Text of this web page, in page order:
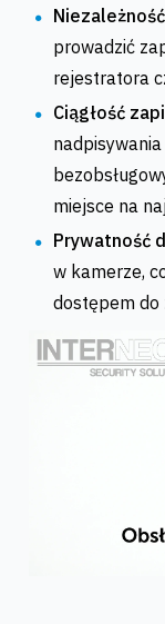
prowadzić
rejestratora
Ciągłość
miejsce na
Prywatność
w kamerze,
dostępem do